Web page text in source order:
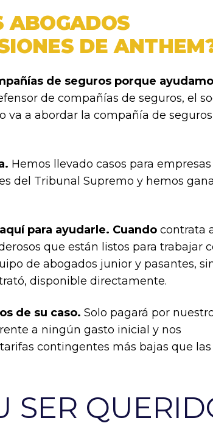
ABOGADOS
DE
de seguros porque
de compañías de seguros, el
va a abordar la compañía de
Hemos llevado casos para
del Tribunal Supremo y hemos
para ayudarle. Cuando contrata
que están listos para trabajar
de abogados junior y pasantes,
disponible directamente.
de su caso. Solo pagará por
a ningún gasto inicial y nos
contingentes más bajas que las
SER